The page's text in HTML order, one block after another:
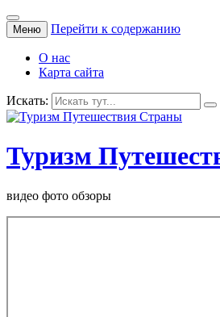
Меню Перейти к содержанию
О нас
Карта сайта
Искать:
Туризм
видео фото обзоры